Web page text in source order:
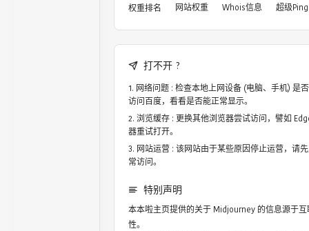
权重排名
网站权重 Whois信息 超级Ping
打不开 ?
网络问题 : 检查本地上网设备 (电脑、手机) 是
访问百度，看看是否能正常显示。
浏览缓存 : 更换其他浏览器尝试访问，譬如
器重试打开。
网站运营 : 该网站由于某些原因停止运营，请
常访问。
特别声明
本本啦主页提供的关于 Midjourney的信息源于互
性。